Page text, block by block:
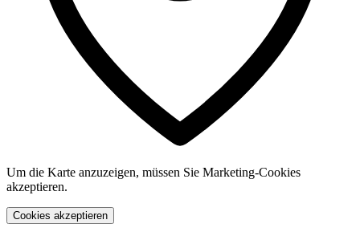
Um die Karte anzuzeigen, müssen Sie Marketing-Cookies
akzeptieren.
Cookies akzeptieren